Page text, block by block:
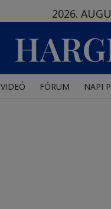
2026.
VIDEÓ FÓRUM NAPI